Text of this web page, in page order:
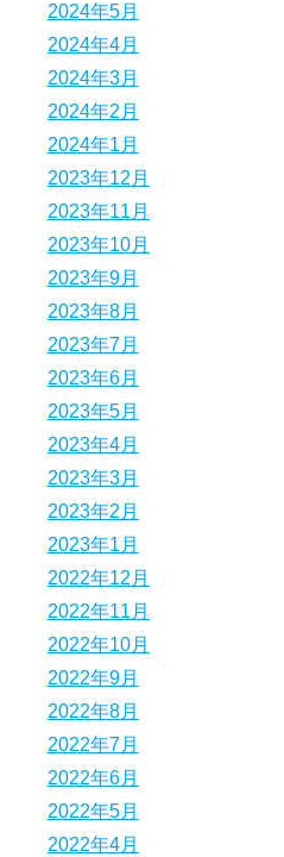
2024年5月
2024年4月
2024年3月
2024年2月
2024年1月
2023年12月
2023年11月
2023年10月
2023年9月
2023年8月
2023年7月
2023年6月
2023年5月
2023年4月
2023年3月
2023年2月
2023年1月
2022年12月
2022年11月
2022年10月
2022年9月
2022年8月
2022年7月
2022年6月
2022年5月
2022年4月